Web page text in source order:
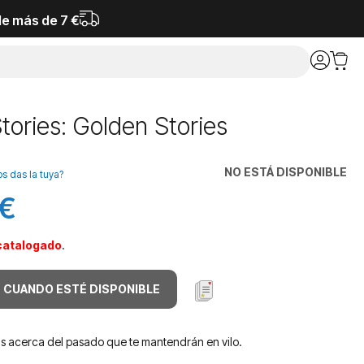
más de 7 €
Golden Stories
NO ESTÁ DISPONIBLE
das la tuya?
.
ESTÉ DISPONIBLE
acerca del pasado que te mantendrán en vilo.